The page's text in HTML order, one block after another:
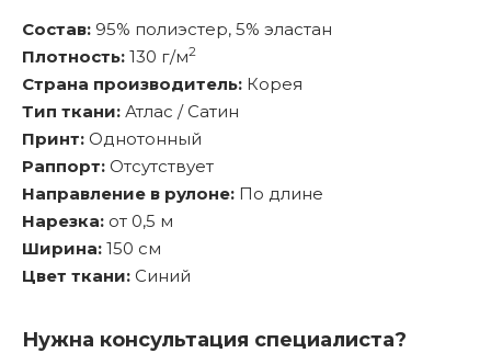
Состав: 95% полиэстер, 5% эластан
Плотность: 130 г/м2
Страна производитель: Корея
Тип ткани: Атлас / Сатин
Принт: Однотонный
Раппорт: Отсутствует
Направление в рулоне: По длине
Нарезка: от 0,5 м
Ширина: 150 см
Цвет ткани: Синий
Нужна консультация специалиста?